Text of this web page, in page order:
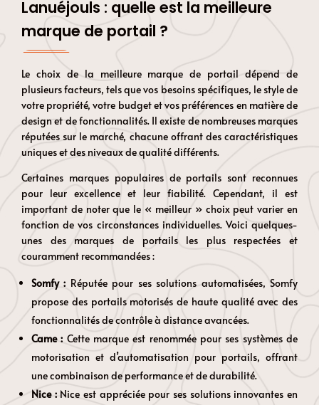
Lanuéjouls : quelle est la meilleure
marque de portail ?
Le choix de la meilleure marque de portail dépend de
plusieurs facteurs, tels que vos besoins spécifiques, le style de
votre propriété, votre budget et vos préférences en matière de
design et de fonctionnalités. Il existe de nombreuses marques
réputées sur le marché, chacune offrant des caractéristiques
uniques et des niveaux de qualité différents.
Certaines marques populaires de portails sont reconnues
pour leur excellence et leur fiabilité. Cependant, il est
important de noter que le « meilleur » choix peut varier en
fonction de vos circonstances individuelles. Voici quelques-
unes des marques de portails les plus respectées et
couramment recommandées :
Somfy : Réputée pour ses solutions automatisées, Somfy
propose des portails motorisés de haute qualité avec des
fonctionnalités de contrôle à distance avancées.
Came : Cette marque est renommée pour ses systèmes de
motorisation et d’automatisation pour portails, offrant
une combinaison de performance et de durabilité.
Nice :Nice est appréciée pour ses solutions innovantes en